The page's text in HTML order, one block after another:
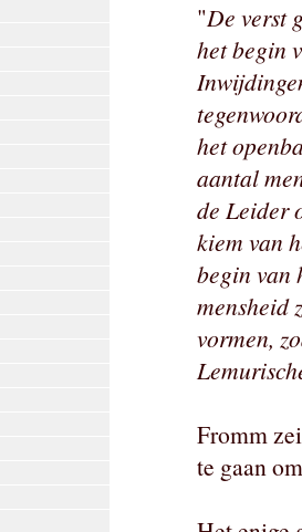
"De verst
het begin
het
aantal
de Leider
kiem van
begin van
mensheid
vormen,
Fromm
te gaan